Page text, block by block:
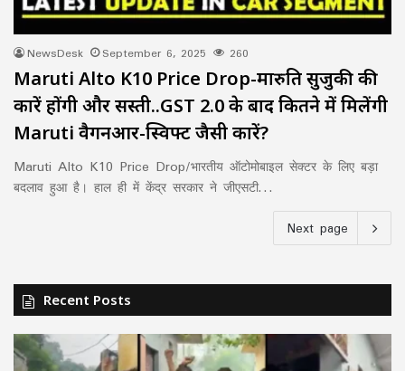
NewsDesk September 6, 2025 260
Maruti Alto K10 Price Drop-मारुति सुजुकी की
कारें होंगी और सस्ती..GST 2.0 के बाद कितने में मिलेंगी
Maruti वैगनआर-स्विफ्ट जैसी कारें?
Maruti Alto K10 Price Drop/भारतीय ऑटोमोबाइल सेक्टर के लिए बड़ा
बदलाव हुआ है। हाल ही में केंद्र सरकार ने जीएसटी…
Next page
Recent Posts